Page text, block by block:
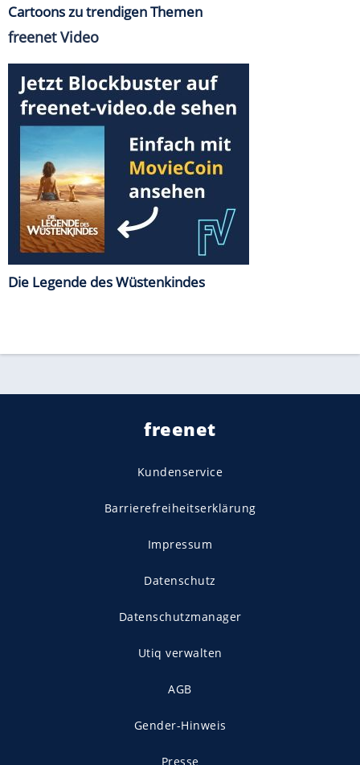
Cartoons zu trendigen Themen
freenet Video
Die Legende des Wüstenkindes
freenet
Kundenservice
Barrierefreiheitserklärung
Impressum
Datenschutz
Datenschutzmanager
Utiq verwalten
AGB
Gender-Hinweis
Presse